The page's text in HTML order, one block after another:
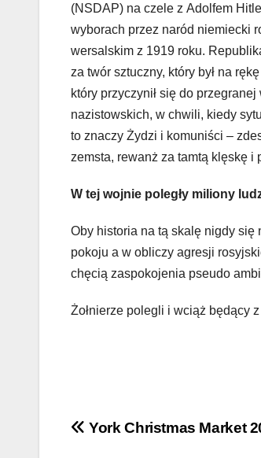
(NSDAP) na czele z Adolfem
wyborach przez naród niemiecki
wersalskim z 1919 roku.
za twór sztuczny, który był na
który przyczynił się do
nazistowskich, w chwili, kiedy
to znaczy Żydzi i komuniści –
zemsta, rewanż za tamtą klęskę
W tej wojnie poległy miliony
Oby historia na tą skalę nigdy się
pokoju a w obliczy agresji
chęcią zaspokojenia pseudo
Żołnierze polegli i wciąż będący
Nawigacja
York Christmas Market